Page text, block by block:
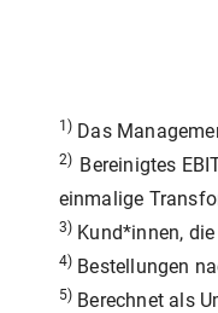
1) Das
2) Bereinigtes
einmalige
3) Kund*innen,
4) Bestellungen
5) Berechnet als